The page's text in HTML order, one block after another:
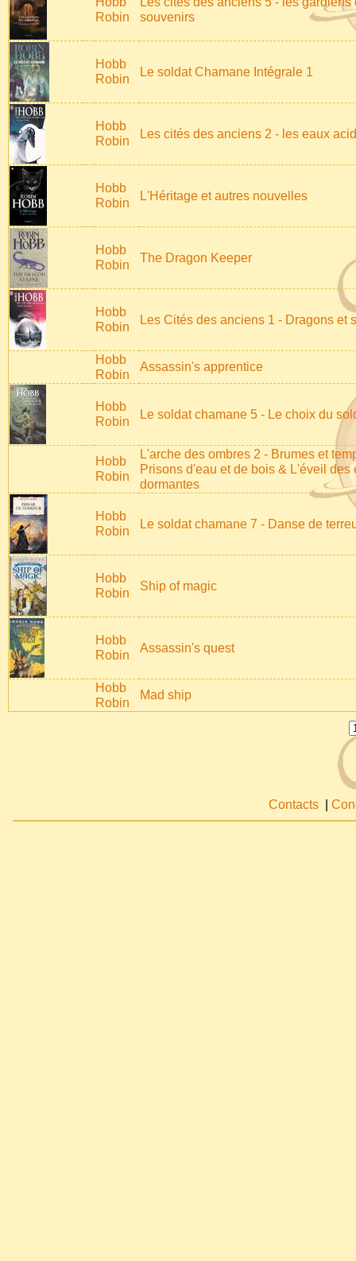
Robin
souvenirs
Hobb
Robin
Le soldat Chamane Intégrale 1
Hobb
Robin
Les cités des anciens 2 - les eaux
Hobb
Robin
L'Héritage et autres nouvelles
Hobb
Robin
The Dragon Keeper
Hobb
Robin
Les Cités des anciens 1 - Dragons et
Hobb
Robin
Assassin's apprentice
Hobb
Robin
Le soldat chamane 5 - Le choix du
Hobb
Robin
L'arche des ombres 2 - Brumes et
Prisons d'eau et de bois & L'éveil des
dormantes
Hobb
Robin
Le soldat chamane 7 - Danse de
Hobb
Robin
Ship of magic
Hobb
Robin
Assassin's quest
Hobb
Robin
Mad ship
Contacts |